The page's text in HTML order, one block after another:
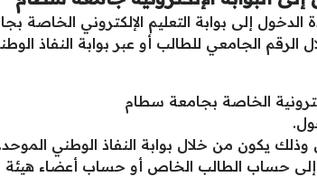
الدخول إلى بوابة التعليم الإلكتروني
الرقم الجامعي للطالب أو عبر بوابة النفاذ
الخاصة بجامعة سطام
وذلك يكون من خلال بوابة النفاذ الوطني الموحد.
حساب الطالب الخاص أو حساب أعضاء هيئة